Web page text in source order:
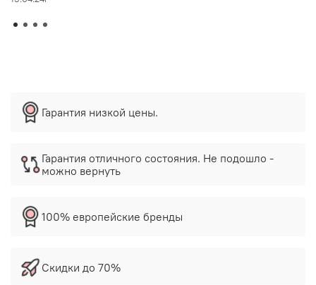
Гарантия низкой цены.
Гарантия отличного состояния. Не подошло -
можно вернуть
100% европейские бренды
Скидки до 70%